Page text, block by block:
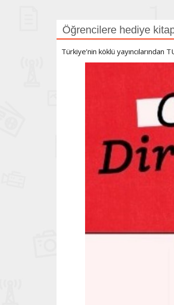
Öğrencilere hediye
Türkiye’nin köklü yayıncılarından